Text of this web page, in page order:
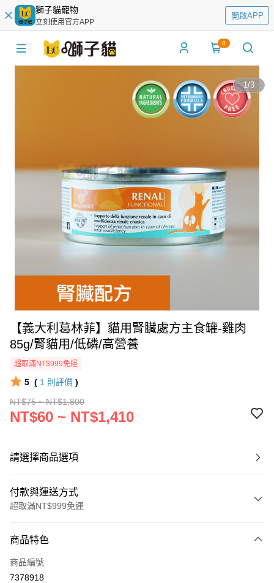
獅子貓寵物
立刻使用官方APP
開啟APP
0
1/3
【義大利葛林菲】貓用腎臟處方主食罐-雞肉
85g/腎貓用/低磷/高營養
超取滿NT$999免運
5 ( 1 則評價 )
NT$75 ~ NT$1,800
NT$60 ~ NT$1,410
請選擇商品選項
付款與運送方式
超取滿NT$999免運
信用卡一次付款
信用卡分期付款
商品特色
商品編號
7378918